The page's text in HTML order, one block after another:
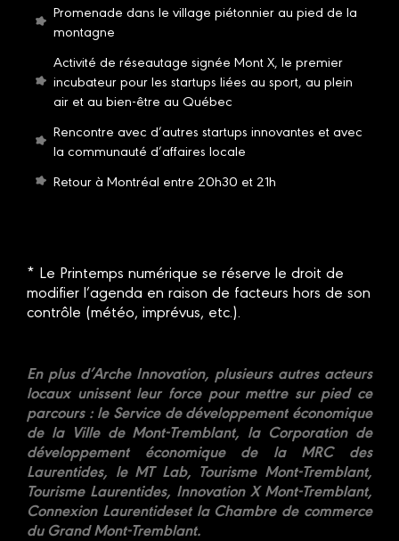
Promenade dans le village piétonnier au pied de la
montagne
Activité de réseautage signée Mont X, le premier
incubateur pour les startups liées au sport, au plein
air et au bien-être au Québec
Rencontre avec d’autres startups innovantes et avec
la communauté d’affaires locale
Retour à Montréal entre 20h30 et 21h
* Le Printemps numérique se réserve le droit de
modifier l’agenda en raison de facteurs hors de son
contrôle (météo, imprévus, etc.).
En plus d’Arche Innovation, plusieurs autres acteurs
locaux unissent leur force pour mettre sur pied ce
parcours : le Service de développement économique
de la Ville de Mont-Tremblant, la Corporation de
développement économique de la MRC des
Laurentides, le MT Lab, Tourisme Mont-Tremblant,
Tourisme Laurentides, Innovation X Mont-Tremblant,
Connexion Laurentideset la Chambre de commerce
du Grand Mont-Tremblant.